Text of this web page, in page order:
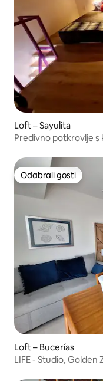
Loft – Sayulita
Predivno potkrovlje s
Odabrali gosti
Odabrali gosti
Loft – Bucerías
LIFE - Studio, Golden